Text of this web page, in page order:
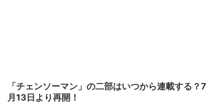
「チェンソーマン」の二部はいつから連載する？7
月13日より再開！